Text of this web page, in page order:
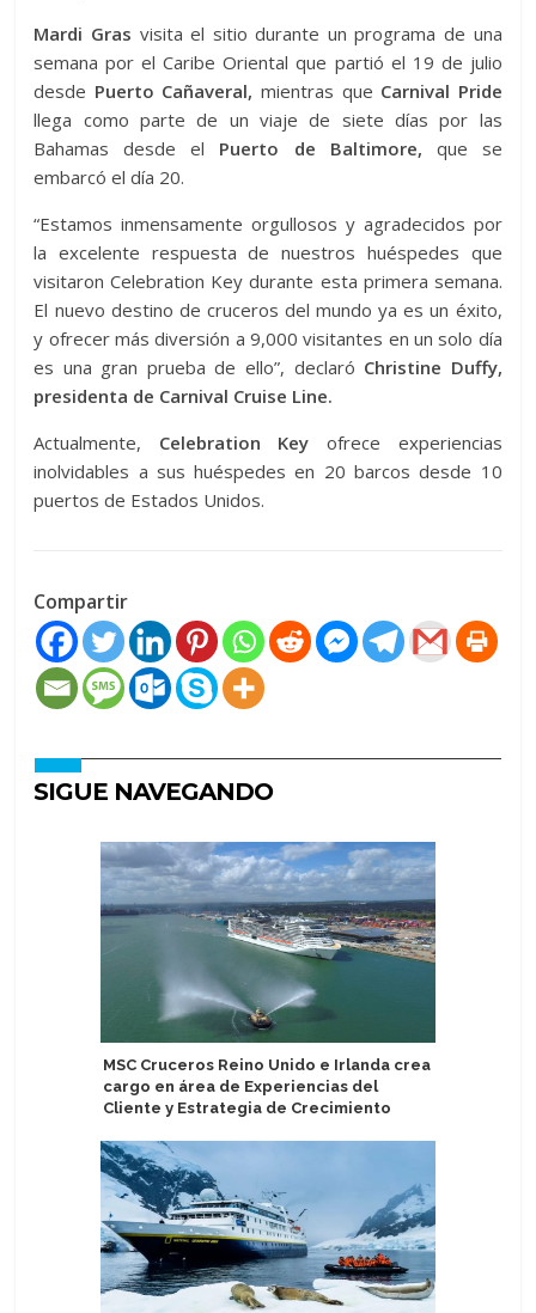
Mardi Gras visita el sitio durante un programa de una
semana por el Caribe Oriental que partió el 19 de julio
desde Puerto Cañaveral, mientras que Carnival Pride
llega como parte de un viaje de siete días por las
Bahamas desde el Puerto de Baltimore, que se
embarcó el día 20.
“Estamos inmensamente orgullosos y agradecidos por
la excelente respuesta de nuestros huéspedes que
visitaron Celebration Key durante esta primera semana.
El nuevo destino de cruceros del mundo ya es un éxito,
y ofrecer más diversión a 9,000 visitantes en un solo día
es una gran prueba de ello”, declaró Christine Duffy,
presidenta de Carnival Cruise Line.
Actualmente, Celebration Key ofrece experiencias
inolvidables a sus huéspedes en 20 barcos desde 10
puertos de Estados Unidos.
Compartir
SIGUE NAVEGANDO
MSC Cruceros Reino Unido e Irlanda crea
cargo en área de Experiencias del
Cliente y Estrategia de Crecimiento